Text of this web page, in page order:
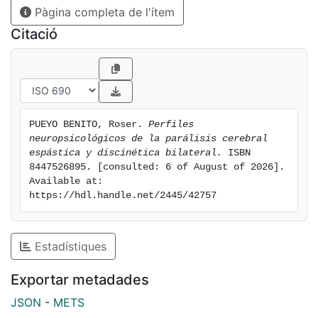
compararse entre sí.
Pàgina completa de l'ítem
Citació
PUEYO BENITO, Roser. Perfiles
neuropsicológicos de la parálisis cerebral
espástica y discinética bilateral.
ISBN
8447526895. [consulted: 6 of August of 2026].
Available at:
https://hdl.handle.net/2445/42757
Estadístiques
Exportar metadades
JSON - METS